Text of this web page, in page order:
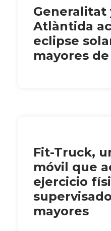
Generalitat
Atlàntida
eclipse
mayores
Fit-Truck,
móvil que
ejercicio
mayores